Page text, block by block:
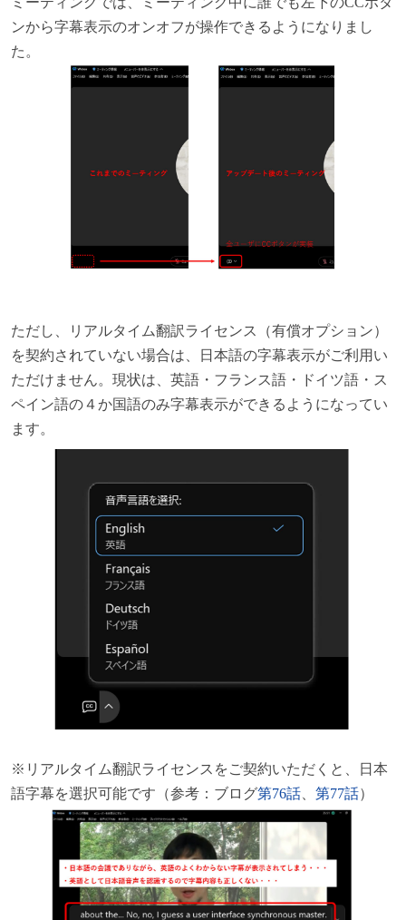
ンから字幕表示のオンオフが操作できるようになりまし
た。
ただし、リアルタイム翻訳ライセンス（有償オプション）
を契約されていない場合は、日本語の字幕表示がご利用い
ただけません。現状は、英語・フランス語・ドイツ語・ス
ペイン語の４か国語のみ字幕表示ができるようになってい
ます。
※リアルタイム翻訳ライセンスをご契約いただくと、日本
語字幕を選択可能です（参考：ブログ第76話、 第77話）